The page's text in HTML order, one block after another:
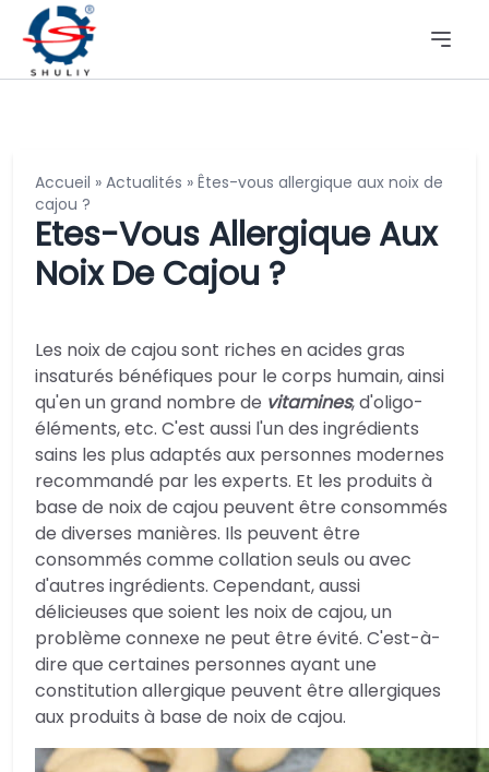
Accueil » Actualités » Êtes-vous allergique aux noix de
cajou ?
Etes-Vous Allergique Aux
Noix De Cajou ?
Les noix de cajou sont riches en acides gras
insaturés bénéfiques pour le corps humain, ainsi
qu'en un grand nombre de vitamines, d'oligo-
éléments, etc. C'est aussi l'un des ingrédients
sains les plus adaptés aux personnes modernes
recommandé par les experts. Et les produits à
base de noix de cajou peuvent être consommés
de diverses manières. Ils peuvent être
consommés comme collation seuls ou avec
d'autres ingrédients. Cependant, aussi
délicieuses que soient les noix de cajou, un
problème connexe ne peut être évité. C'est-à-
dire que certaines personnes ayant une
constitution allergique peuvent être allergiques
aux produits à base de noix de cajou.